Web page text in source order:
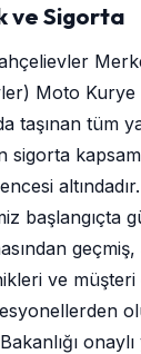
ve Sigorta
Moto Kurye
taşınan tüm
sigorta
başlangıçta
geçmiş,
ve müşteri